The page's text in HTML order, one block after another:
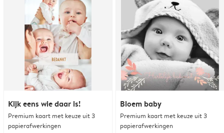
Kijk eens wie daar is!
Premium kaart met keuze uit 3
papierafwerkingen
Bloem baby
Premium kaart met keuze uit 3
papierafwerkingen